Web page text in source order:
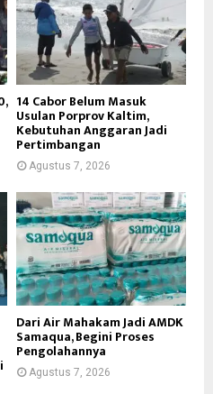
14 Cabor Belum Masuk
Usulan Porprov Kaltim,
Kebutuhan Anggaran Jadi
Pertimbangan
Agustus 7, 2026
Dari Air Mahakam Jadi AMDK
Samaqua, Begini Proses
Pengolahannya
Agustus 7, 2026